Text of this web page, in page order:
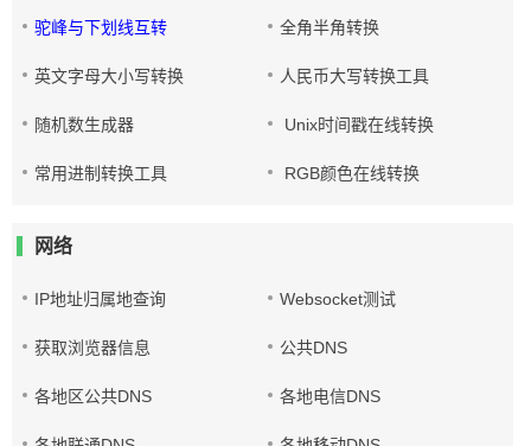
驼峰与下划线互转 全角半角转换
英文字母大小写转换 人民币大写转换工具
随机数生成器 Unix时间戳在线转换
常用进制转换工具 RGB颜色在线转换
网络
IP地址归属地查询 Websocket测试
获取浏览器信息 公共DNS
各地区公共DNS 各地电信DNS